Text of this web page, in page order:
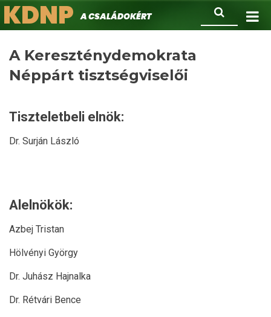
Ugrás
a
Keresés
KDNPA családokért.
A Kereszténydemokrata
Néppárt tisztségviselői
Tiszteletbeli elnök:
Dr. Surján László
Alelnökök:
Azbej Tristan
Hölvényi György
Dr. Juhász Hajnalka
Dr. Rétvári Bence